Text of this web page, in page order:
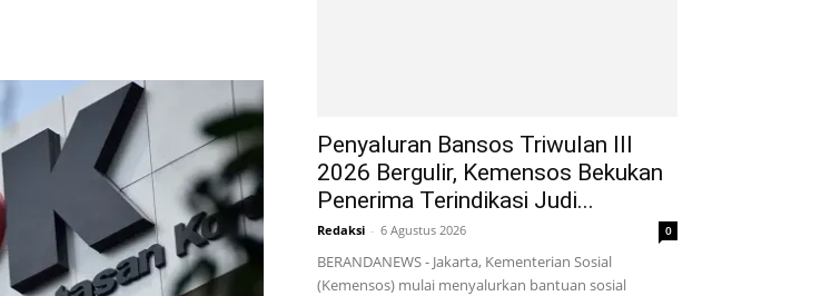
Penyaluran Bansos Triwulan III
2026 Bergulir, Kemensos Bekukan
Penerima Terindikasi Judi...
Redaksi - 6 Agustus 2026 0
BERANDANEWS - Jakarta, Kementerian Sosial
(Kemensos) mulai menyalurkan bantuan sosial